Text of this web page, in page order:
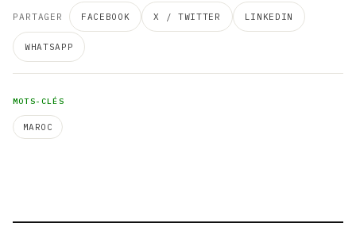
PARTAGER FACEBOOK X / TWITTER LINKEDIN
WHATSAPP
MOTS-CLÉS
MAROC